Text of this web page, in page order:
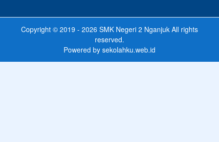
Copyright © 2019 - 2026 SMK Negeri 2 Nganjuk All rights
reserved.
Powered by sekolahku.web.id